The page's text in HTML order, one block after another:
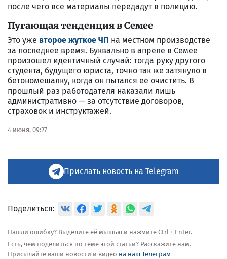
после чего все материалы передадут в полицию.
Пугающая тенденция в Семее
Это уже второе жуткое ЧП на местном производстве
за последнее время. Буквально в апреле в Семее
произошел идентичный случай: тогда руку другого
студента, будущего юриста, точно так же затянуло в
бетономешалку, когда он пытался ее очистить. В
прошлый раз работодателя наказали лишь
административно — за отсутствие договоров,
страховок и инструктажей.
4 июня, 09:27
Прислать новость на Telegram
Поделиться:
Нашли ошибку? Выделите её мышью и нажмите Ctrl + Enter.
Есть, чем поделиться по теме этой статьи? Расскажите нам.
Присылайте ваши новости и видео на наш Телеграм